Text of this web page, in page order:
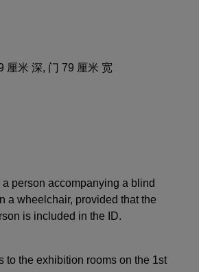
厘米 深, 门 79 厘米 宽
person accompanying a blind
a wheelchair, provided that the
is included in the ID.
to the exhibition rooms on the 1st